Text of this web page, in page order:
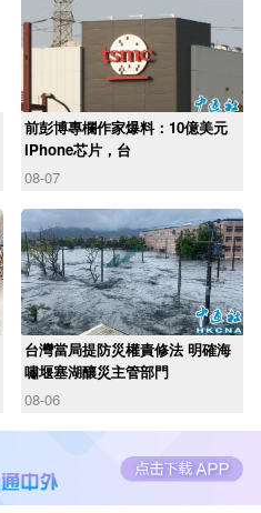
前彭博專欄作家爆料：10億美元
iPhone芯片，台
08-07
台灣當局提防災權責修法 明確海
嘯堰塞湖釀災主管部門
08-06